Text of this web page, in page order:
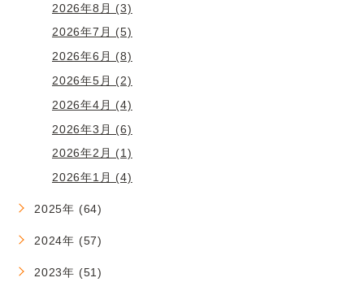
2026年8月 (3)
2026年7月 (5)
2026年6月 (8)
2026年5月 (2)
2026年4月 (4)
2026年3月 (6)
2026年2月 (1)
2026年1月 (4)
2025年 (64)
2024年 (57)
2023年 (51)